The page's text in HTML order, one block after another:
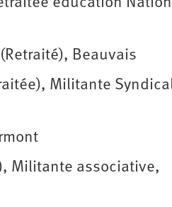
Beauvais
Militante
Militante associative,